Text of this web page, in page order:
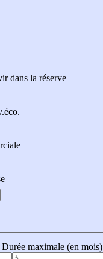
dans la réserve
Durée maximale (en mois)